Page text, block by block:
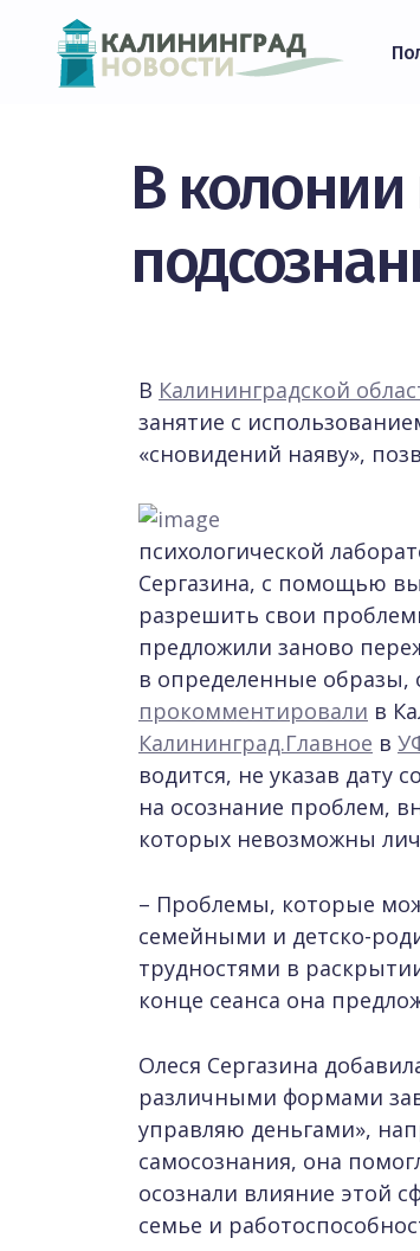
В колонии
В Калининградской
занятие с
«сновидений наяву»,
психологической
Сергазина, с помощью
разрешить свои
предложили заново
в определенные образы,
прокомментировали в
Калининград.Главное в
водится, не указав
на осознание проблем,
которых невозможны
– Проблемы, которые
семейными и детско-
трудностями в
конце сеанса она
Олеся Сергазина
различными формами
управляю деньгами»,
самосознания, она
осознали влияние этой
семье и